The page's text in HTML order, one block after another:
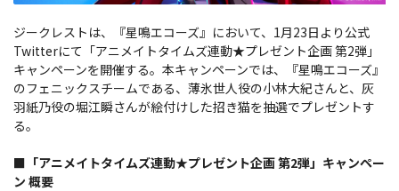
ジークレストは、『星鳴エコーズ』において、1月23日より公式
Twitterにて「アニメイトタイムズ連動★プレゼント企画 第2弾」
キャンペーンを開催する。本キャンペーンでは、『星鳴エコーズ』
のフェニックスチームである、薄氷世人役の小林大紀さんと、灰
羽紙乃役の堀江瞬さんが絵付けした招き猫を抽選でプレゼントす
る。
■「アニメイトタイムズ連動★プレゼント企画 第2弾」キャンペー
ン 概要